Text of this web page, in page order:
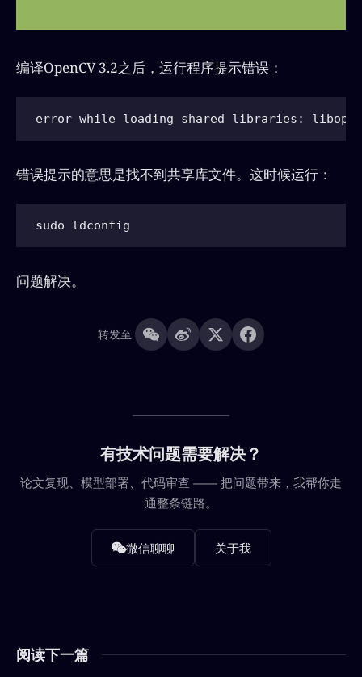
编译OpenCV 3.2之后，运行程序提示错误：
错误提示的意思是找不到共享库文件。这时候运行：
问题解决。
转发至
有技术问题需要解决？
论文复现、模型部署、代码审查 —— 把问题带来，我帮你走
通整条链路。
微信聊聊 关于我
阅读下一篇